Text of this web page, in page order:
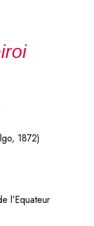
1872)
l’Equateur